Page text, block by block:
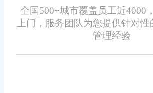
业能够缩短交货周期，
质量。
数据是企业决策的
据。旺店通ERP提供了
全国500+城市覆盖员工近4000
上门，服务团队为您提供针对
管理经验